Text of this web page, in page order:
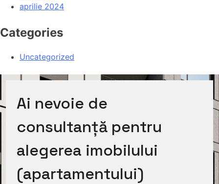
aprilie 2024
Categories
Uncategorized
Ai nevoie de
consultanță pentru
alegerea imobilului
(apartamentului)